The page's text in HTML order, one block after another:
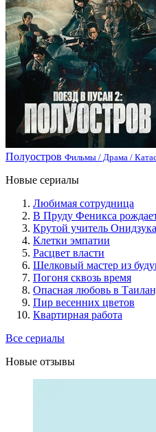
Полуостров Фильмы / Драма /
Новые сериалы
Любимая сотрудница
В Пруду Феникса
Крутой учитель
Клетки эмпатии
Расцвет власти
Шелковый мастер из
Погоня сквозь время
Опасная любовь в
Пир весенних цветов
Квартирная работа
Все сериалы
Новые отзывы